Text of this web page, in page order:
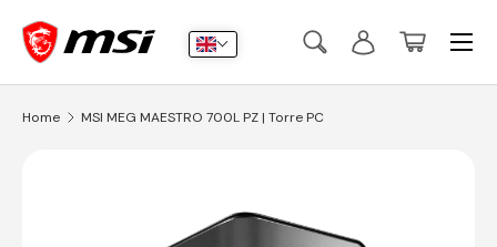
Skip to content
Search
SearchLog inBasket
Menu
Home MSI MEG MAESTRO 700L PZ | Torre PC